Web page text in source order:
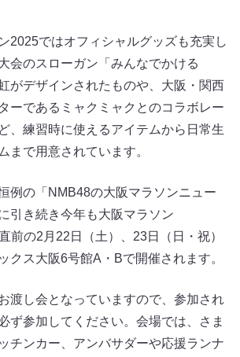
2025ではオフィシャルグッズも充実し
会のスローガン「みんなでかける
がデザインされたものや、大阪・関西
ーであるミャクミャクとのコラボレー
、練習時に使えるアイテムから日常生
まで用意されています。
例の「NMB48の大阪マラソンニュー
引き続き今年も大阪マラソン
前の2月22日（土）、23日（日・祝）
クス大阪6号館A・Bで開催されます。
渡し会となっていますので、参加され
ず参加してください。会場では、さま
チンカー、アンバサダーや応援ランナ